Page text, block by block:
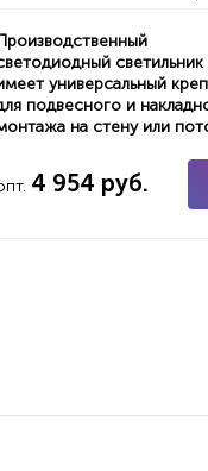
светильник
универсальный
подвесного и
на стену или
4 954 руб.